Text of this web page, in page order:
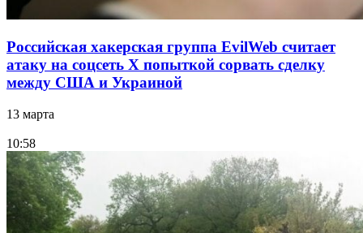
Российская хакерская группа EvilWeb считает
атаку на соцсеть Х попыткой сорвать сделку
между США и Украиной
13 марта
10:58